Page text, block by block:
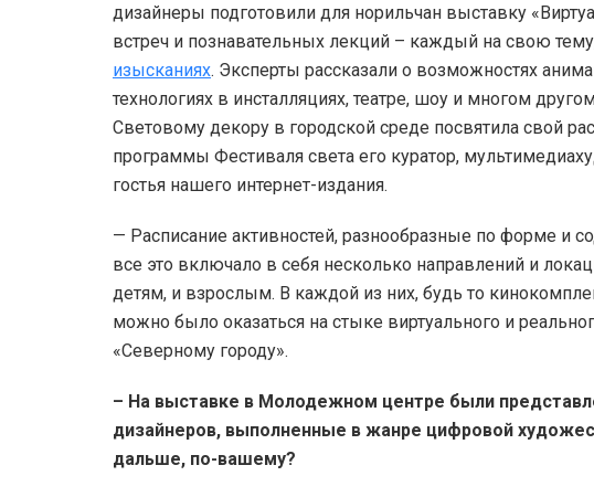
дизайнеры подготовили для норильчан выставку
встреч и познавательных лекций – каждый на свою
изысканиях. Эксперты рассказали о возможностях
технологиях в инсталляциях, театре, шоу и многом
Световому декору в городской среде посвятила свой
программы Фестиваля света его куратор,
гостья нашего интернет-издания.
— Расписание активностей, разнообразные по форме и
все это включало в себя несколько направлений и
детям, и взрослым. В каждой из них, будь то
можно было оказаться на стыке виртуального и
«Северному городу».
– На выставке в Молодежном центре были
дизайнеров, выполненные в жанре цифровой
дальше, по-вашему?